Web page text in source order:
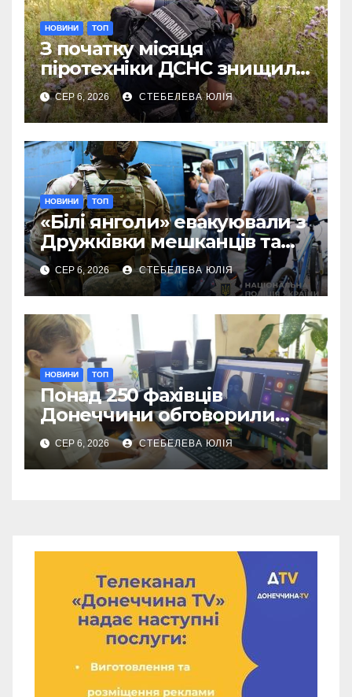
НОВИНИ ТОП
З початку місяця
піротехніки ДСНС знищили
18 вибухонебезпечних
предметів
СЕР 6, 2026 СТЕБЕЛЕВА ЮЛІЯ
НОВИНИ ТОП
«Білі янголи» евакуювали з
Дружківки мешканців та
їхніх домашніх улюбленців
СЕР 6, 2026 СТЕБЕЛЕВА ЮЛІЯ
НОВИНИ ТОП
Понад 250 фахівців
Донеччини обговорили
роботу влади під час війни
СЕР 6, 2026 СТЕБЕЛЕВА ЮЛІЯ